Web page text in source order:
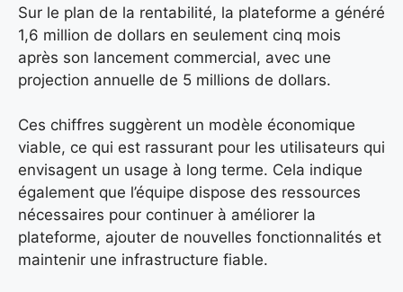
Sur le plan de la rentabilité, la plateforme a généré
1,6 million de dollars en seulement cinq mois
après son lancement commercial, avec une
projection annuelle de 5 millions de dollars.
Ces chiffres suggèrent un modèle économique
viable, ce qui est rassurant pour les utilisateurs qui
envisagent un usage à long terme. Cela indique
également que l’équipe dispose des ressources
nécessaires pour continuer à améliorer la
plateforme, ajouter de nouvelles fonctionnalités et
maintenir une infrastructure fiable.